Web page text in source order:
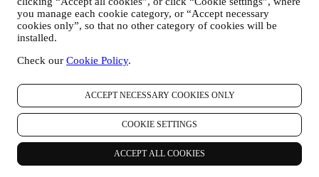
you manage each cookie category, or “Accept necessary
cookies only”, so that no other category of cookies will be
installed.
Check our Cookie Policy.
ACCEPT NECESSARY COOKIES ONLY
COOKIE SETTINGS
ACCEPT ALL COOKIES
policy-eea. Vous pouvez exercer vos droits en matière de
protection des données, y compris de révocation et
d'effacement des données, en contactant votre magasin ou
privacy@lecreuset.com
l'application ; Le Creuset supprimera ces informations après 1
4. COMMENT VOS DONNEES SONT-ELLES PROTEGEES ?
Sécurité- Nous accordons une grande importance à la sécurité des
données de nos utilisateurs. Le Creuset prendra des mesures
raisonnables pour veiller à ce que vos données soient conservées en